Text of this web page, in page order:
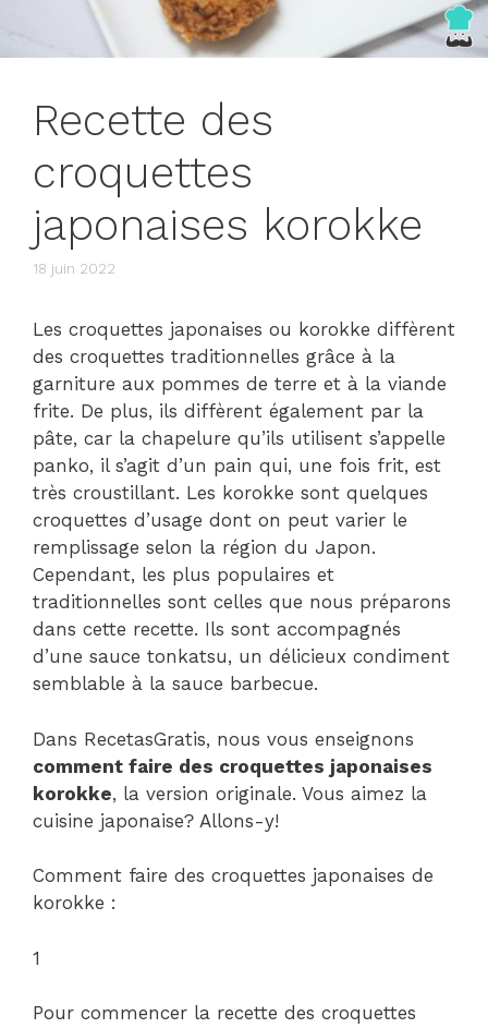
Recette des
croquettes
japonaises korokke
18 juin 2022
Les croquettes japonaises ou korokke diffèrent
des croquettes traditionnelles grâce à la
garniture aux pommes de terre et à la viande
frite. De plus, ils diffèrent également par la
pâte, car la chapelure qu’ils utilisent s’appelle
panko, il s’agit d’un pain qui, une fois frit, est
très croustillant. Les korokke sont quelques
croquettes d’usage dont on peut varier le
remplissage selon la région du Japon.
Cependant, les plus populaires et
traditionnelles sont celles que nous préparons
dans cette recette. Ils sont accompagnés
d’une sauce tonkatsu, un délicieux condiment
semblable à la sauce barbecue.
Dans RecetasGratis, nous vous enseignons
comment faire des croquettes japonaises
korokke, la version originale. Vous aimez la
cuisine japonaise? Allons-y!
Comment faire des croquettes japonaises de
korokke :
1
Pour commencer la recette des croquettes